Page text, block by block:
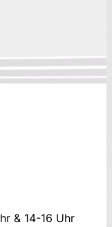
& 14-16 Uhr